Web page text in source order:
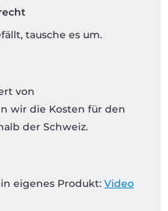
tausche es um.
von
wir die Kosten für den
der Schweiz.
eigenes Produkt: Video